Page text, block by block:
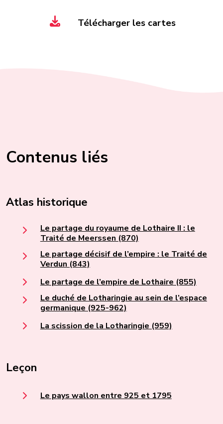
Télécharger les cartes
Contenus liés
Atlas historique
Le partage du royaume de Lothaire II : le
Traité de Meerssen (870)
Le partage décisif de l’empire : le Traité de
Verdun (843)
Le partage de l’empire de Lothaire (855)
Le duché de Lotharingie au sein de l’espace
germanique (925-962)
La scission de la Lotharingie (959)
Leçon
Le pays wallon entre 925 et 1795